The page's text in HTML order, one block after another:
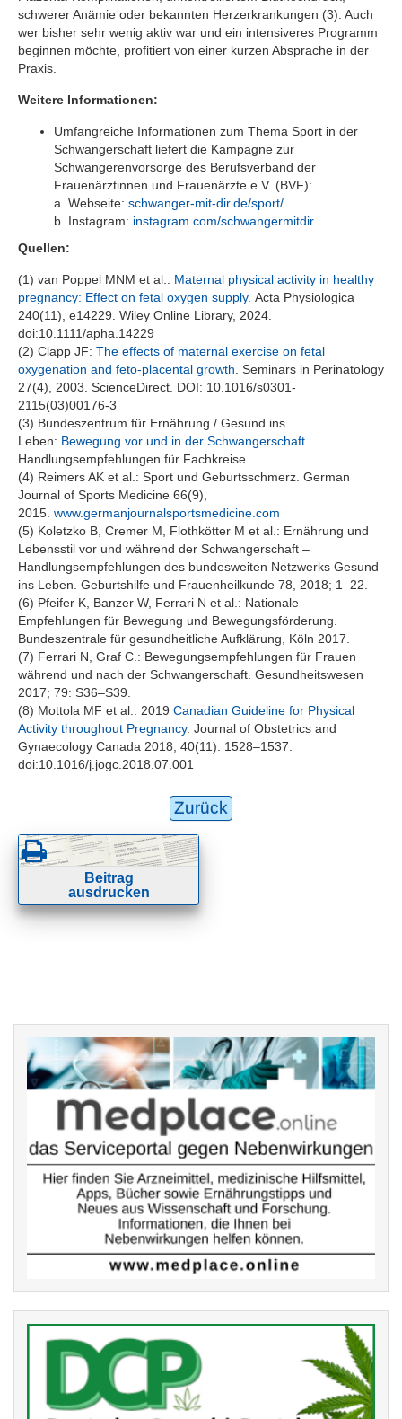
schwerer Anämie oder bekannten Herzerkrankungen (3). Auch
wer bisher sehr wenig aktiv war und ein intensiveres Programm
beginnen möchte, profitiert von einer kurzen Absprache in der
Praxis.
Weitere Informationen:
Umfangreiche Informationen zum Thema Sport in der
Schwangerschaft liefert die Kampagne zur
Schwangerenvorsorge des Berufsverband der
Frauenärztinnen und Frauenärzte e.V. (BVF):
a. Webseite: schwanger-mit-dir.de/sport/
b. Instagram: instagram.com/schwangermitdir
Quellen:
(1) van Poppel MNM et al.: Maternal physical activity in healthy
pregnancy: Effect on fetal oxygen supply. Acta Physiologica
240(11), e14229. Wiley Online Library, 2024.
doi:10.1111/apha.14229
(2) Clapp JF: The effects of maternal exercise on fetal
oxygenation and feto-placental growth . Seminars in Perinatology
27(4), 2003. ScienceDirect. DOI: 10.1016/s0301-
2115(03)00176-3
(3) Bundeszentrum für Ernährung / Gesund ins
Leben: Bewegung vor und in der Schwangerschaft
Handlungsempfehlungen für Fachkreise
(4) Reimers AK et al.: Sport und Geburtsschmerz. German
Journal of Sports Medicine 66(9),
2015. www.germanjournalsportsmedicine.com
(5) Koletzko B, Cremer M, Flothkötter M et al.: Ernährung und
Lebensstil vor und während der Schwangerschaft –
Handlungsempfehlungen des bundesweiten Netzwerks Gesund
ins Leben. Geburtshilfe und Frauenheilkunde 78, 2018; 1–22.
(6) Pfeifer K, Banzer W, Ferrari N et al.: Nationale
Empfehlungen für Bewegung und Bewegungsförderung.
Bundeszentrale für gesundheitliche Aufklärung, Köln 2017.
(7) Ferrari N, Graf C.: Bewegungsempfehlungen für Frauen
während und nach der Schwangerschaft. Gesundheitswesen
2017; 79: S36–S39.
(8) Mottola MF et al.: 2019 Canadian Guideline for Physical
Activity throughout Pregnancy. Journal of Obstetrics and
Gynaecology Canada 2018; 40(11): 1528–1537.
doi:10.1016/j.jogc.2018.07.001
Zurück
Beitrag
ausdrucken